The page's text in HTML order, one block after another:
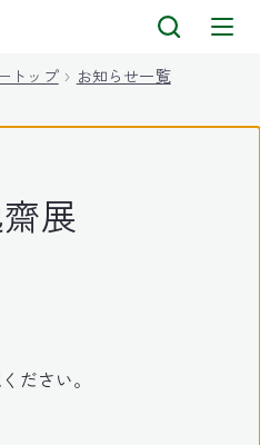
トップ
お知らせ一覧
展
ださい。